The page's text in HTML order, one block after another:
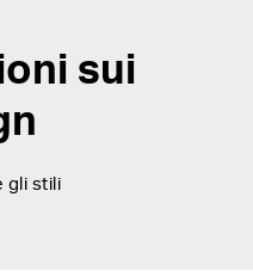
sui
gli stili